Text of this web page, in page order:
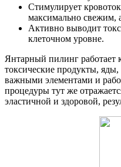
Стимулирует
максимально свежим,
Активно выводит
клеточном уровне.
Янтарный пилинг
токсические продукты,
важными элементами и
процедуры тут же
эластичной и здоровой,